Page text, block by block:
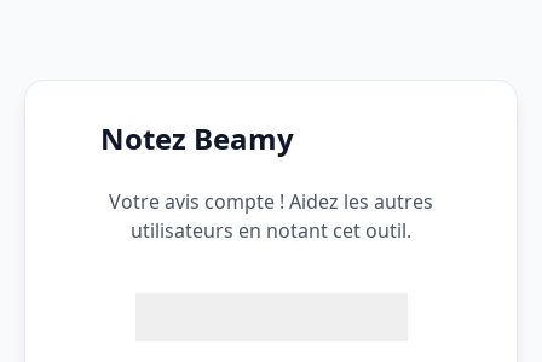
Notez Beamy
Votre avis compte ! Aidez les autres
utilisateurs en notant cet outil.